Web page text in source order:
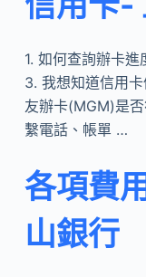
1. 如何查詢辦卡進
3. 我想知道信用
友辦卡(MGM)是
繫電話、帳單 …
各項費
山銀行